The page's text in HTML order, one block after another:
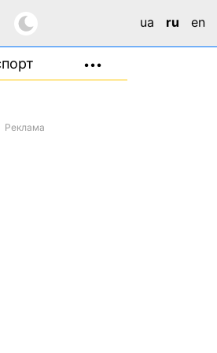
ua ru en
•••
Реклама